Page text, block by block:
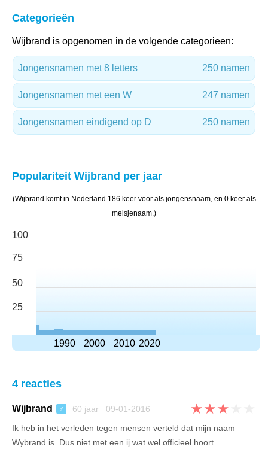
Categorieën
Wijbrand is opgenomen in de volgende categorieen:
Jongensnamen met 8 letters 250 namen
Jongensnamen met een W 247 namen
Jongensnamen eindigend op D 250 namen
Populariteit Wijbrand per jaar
(Wijbrand komt in Nederland 186 keer voor als jongensnaam, en 0 keer als
meisjenaam.)
100
75
50
25
1990 2000 2010 2020
4 reacties
Wijbrand ♂ 60 jaar 09-01-2016 ★★★
Ik heb in het verleden tegen mensen verteld dat mijn naam
Wybrand is. Dus niet met een ij wat wel officieel hoort.